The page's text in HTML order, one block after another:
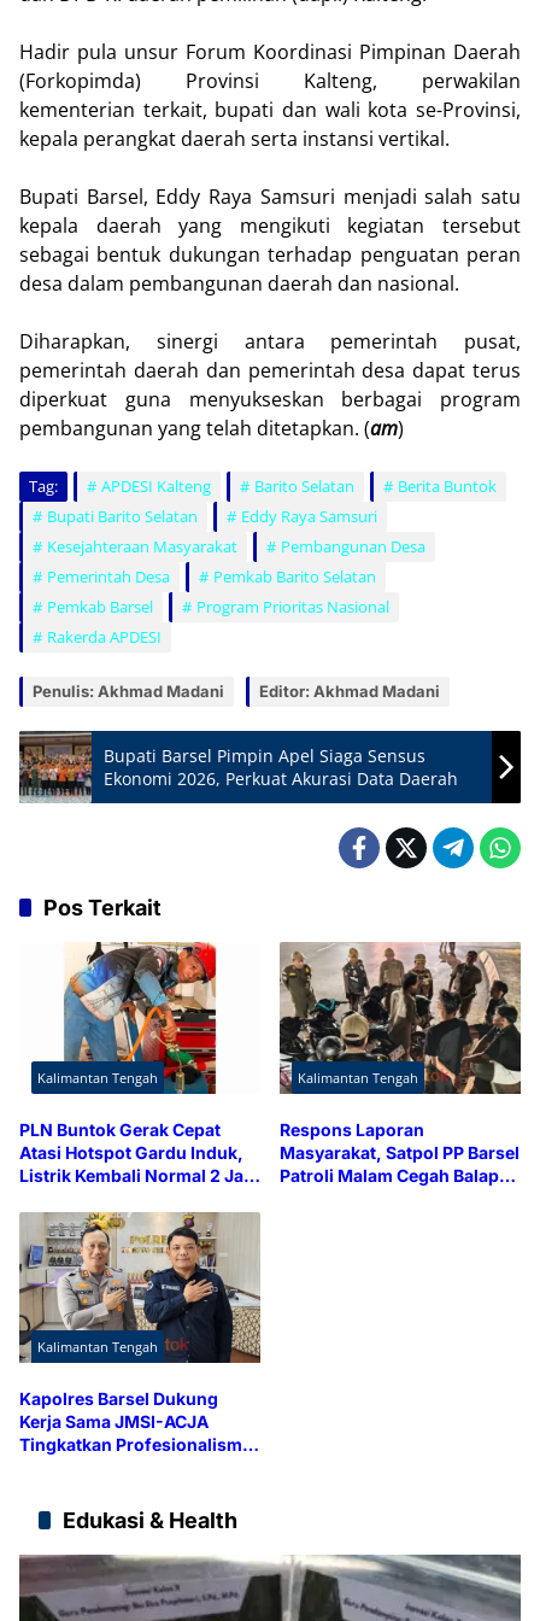
Hadir pula unsur Forum Koordinasi Pimpinan Daerah
(Forkopimda) Provinsi Kalteng, perwakilan
kementerian terkait, bupati dan wali kota se-Provinsi,
kepala perangkat daerah serta instansi vertikal.
Bupati Barsel, Eddy Raya Samsuri menjadi salah satu
kepala daerah yang mengikuti kegiatan tersebut
sebagai bentuk dukungan terhadap penguatan peran
desa dalam pembangunan daerah dan nasional.
Diharapkan, sinergi antara pemerintah pusat,
pemerintah daerah dan pemerintah desa dapat terus
diperkuat guna menyukseskan berbagai program
pembangunan yang telah ditetapkan. (am)
Tag: APDESI Kalteng Barito Selatan
Berita Buntok
Bupati Barito Selatan
Eddy Raya Samsuri
Kesejahteraan Masyarakat
Pembangunan Desa
Pemerintah Desa
Pemkab Barito Selatan
Pemkab Barsel
Program Prioritas Nasional
Rakerda APDESI
Penulis: Akhmad Madani Editor: Akhmad Madani
Bupati Barsel Pimpin Apel Siaga Sensus
Ekonomi 2026, Perkuat Akurasi Data Daerah
Pos Terkait
Kalimantan Tengah
PLN Buntok Gerak Cepat
Atasi Hotspot Gardu Induk,
Listrik Kembali Normal 2 Jam
Kalimantan Tengah
Respons Laporan
Masyarakat, Satpol PP Barsel
Patroli Malam Cegah Balap
Kalimantan Tengah
Kapolres Barsel Dukung
Kerja Sama JMSI-ACJA
Tingkatkan Profesionalisme
Edukasi & Health